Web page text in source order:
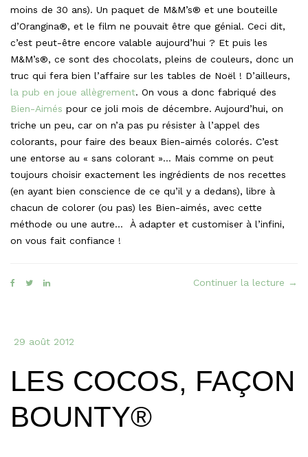
moins de 30 ans). Un paquet de M&M’s® et une bouteille
d’Orangina®, et le film ne pouvait être que génial. Ceci dit,
c’est peut-être encore valable aujourd’hui ? Et puis les
M&M’s®, ce sont des chocolats, pleins de couleurs, donc un
truc qui fera bien l’affaire sur les tables de Noël ! D’ailleurs,
la pub en joue allègrement. On vous a donc fabriqué des
Bien-Aimés pour ce joli mois de décembre. Aujourd’hui, on
triche un peu, car on n’a pas pu résister à l’appel des
colorants, pour faire des beaux Bien-aimés colorés. C’est
une entorse au « sans colorant »… Mais comme on peut
toujours choisir exactement les ingrédients de nos recettes
(en ayant bien conscience de ce qu’il y a dedans), libre à
chacun de colorer (ou pas) les Bien-aimés, avec cette
méthode ou une autre… À adapter et customiser à l’infini,
on vous fait confiance !
Continuer la lecture «
→
29 août 2012
LES COCOS, FAÇON
BOUNTY®